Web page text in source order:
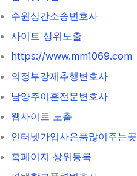
수원상간소송변호사
사이트 상위노출
https://www.mm1069.com
의정부강제추행변호사
남양주이혼전문변호사
웹사이트 노출
인터넷가입사은품많이주는곳
홈페이지 상위등록